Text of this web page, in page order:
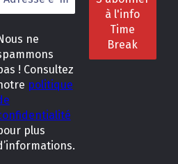
ne
! Consultez
politique
plus
Conditions